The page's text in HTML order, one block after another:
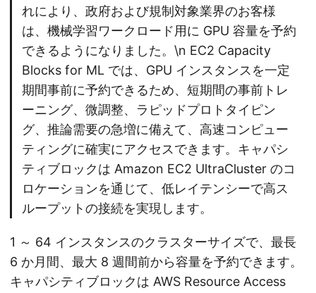
れにより、政府および規制対象業界のお客様
は、機械学習ワークロード用に GPU 容量を予約
できるようになりました。\n EC2 Capacity
Blocks for ML では、GPU インスタンスを一定
期間事前に予約できるため、短期間の事前トレ
ーニング、微調整、ラピッドプロトタイピン
グ、推論需要の急増に備えて、高速コンピュー
ティングに確実にアクセスできます。キャパシ
ティブロックは Amazon EC2 UltraCluster のコ
ロケーションを通じて、低レイテンシーで高ス
ループットの接続を実現します。
1 ～ 64 インスタンスのクラスターサイズで、最長
6 か月間、最大 8 週間前から容量を予約できます。
キャパシティブロックは AWS Resource Access